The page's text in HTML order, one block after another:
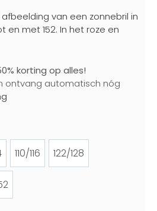
van een zonnebril in
en met 152. In het roze en
korting op alles!
ontvang automatisch nóg
110/116
110/116
122/128
122/128
152